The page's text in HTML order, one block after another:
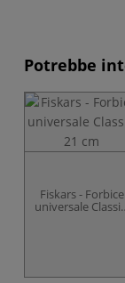
Potrebbe
Fiskars - Forbice
universale